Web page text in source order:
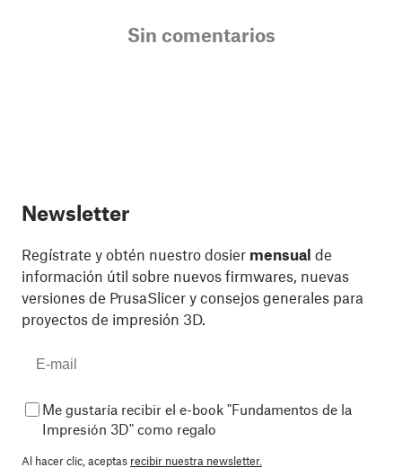
Sin comentarios
Newsletter
Regístrate y obtén nuestro dosier mensual de
información útil sobre nuevos firmwares, nuevas
versiones de PrusaSlicer y consejos generales para
proyectos de impresión 3D.
Me gustaría recibir el e-book "Fundamentos de la
Impresión 3D" como regalo
Al hacer clic, aceptas recibir nuestra newsletter.